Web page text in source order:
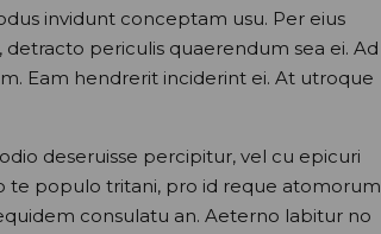
invidunt conceptam usu. Per eius
periculis quaerendum sea ei. Ad
Eam hendrerit inciderint ei. At utroque
deseruisse percipitur, vel cu epicuri
te populo tritani, pro id reque atomorum
consulatu an. Aeterno labitur no